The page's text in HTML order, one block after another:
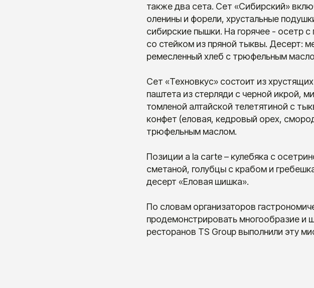
также два сета. Сет «Сибирский»
оленины и форели, хрустальные
сибирские пышки. На горячее - осетр
со стейком из пряной тыквы. Десерт:
ремесленный хлеб с трюфельным
Сет «Техновкус» состоит из
паштета из стерляди с черной икрой,
томленой алтайской телетятиной с
конфет (еловая, кедровый орех,
трюфельным маслом.
Позиции a la carte – кулебяка с
сметаной, голубцы с крабом и
десерт «Еловая шишка».
По словам организаторов
продемонстрировать многообразие
ресторанов TS Group выполнили эту